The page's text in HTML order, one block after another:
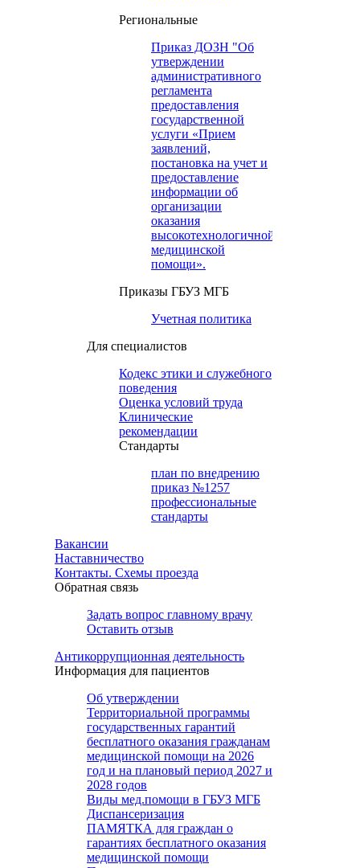
Региональные
Приказ ДОЗН "Об
утверждении
административного
регламента
предоставления
государственной
услуги «Прием
заявлений,
постановка на учет и
предоставление
информации об
организации
оказания
высокотехнологичной
медицинской
помощи».
Приказы ГБУЗ МГБ
Учетная политика
Для специалистов
Кодекс этики и служебного
поведения
Оценка условий труда
Клинические
рекомендации
Cтандарты
план по внедрению
приказ №1257
профессиональные
стандарты
Вакансии
Наставничество
Контакты. Схемы проезда
Обратная связь
Задать вопрос главному врачу
Оставить отзыв
Антикоррупционная деятельность
Информация для пациентов
Об утверждении
Территориальной программы
государственных гарантий
бесплатного оказания гражданам
медицинской помощи на 2026
год и на плановый период 2027 и
2028 годов
Виды мед.помощи в ГБУЗ МГБ
Диспансеризация
ПАМЯТКА для граждан о
гарантиях бесплатного оказания
медицинской помощи